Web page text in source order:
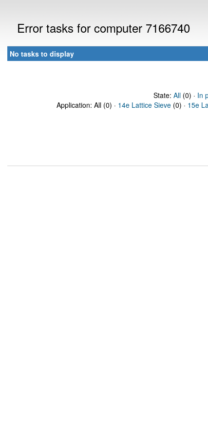
Error tasks for computer 7166740
No tasks to display
State: All(0) · In
Application: All (0) · 14e Lattice Sieve (0) · 15e